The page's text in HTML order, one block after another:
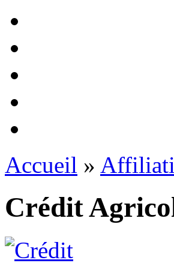
Accueil »
Crédit